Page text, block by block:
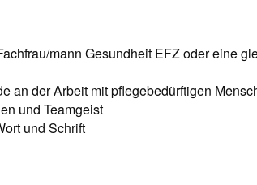
mann Gesundheit EFZ oder eine
an der Arbeit mit pflegebedürftigen
und Teamgeist
und Schrift